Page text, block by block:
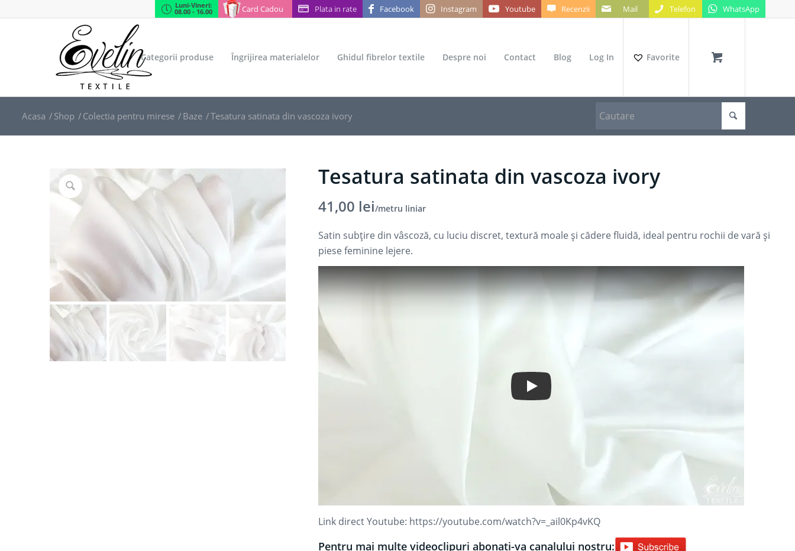
Card Cadou Plata in rate Facebook Instagram Youtube Recenzii Mail Telefon WhatsApp
Luni-Vineri:
08.00 - 16.00
Categorii produse Îngrijirea materialelor Ghidul fibrelor textile Despre noi Contact Blog Log In Favorite
Acasa / Shop / Colectia pentru mirese / Baze /Tesatura satinata din vascoza ivory
Tesatura satinata din vascoza ivory
41,00 lei/metru liniar
Satin subțire din vâscoză, cu luciu discret, textură moale și cădere fluidă, ideal pentru rochii de vară și
piese feminine lejere.
Play Video
Link direct Youtube: https://youtube.com/watch?v=_ail0Kp4vKQ
Pentru mai multe videoclipuri abonati-va canalului nostru: